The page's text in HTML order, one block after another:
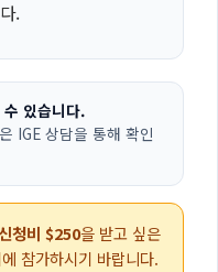
.
있습니다.
IGE 상담을 통해 확인
청비 $250을 받고 싶은
참가하시기 바랍니다.